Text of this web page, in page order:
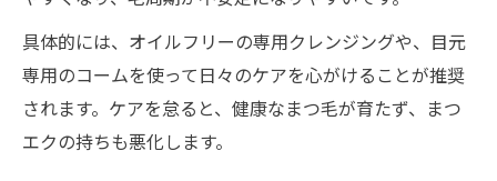
具体的には、オイルフリーの専用クレンジングや、目元
専用のコームを使って日々のケアを心がけることが推奨
されます。ケアを怠ると、健康なまつ毛が育たず、まつ
エクの持ちも悪化します。